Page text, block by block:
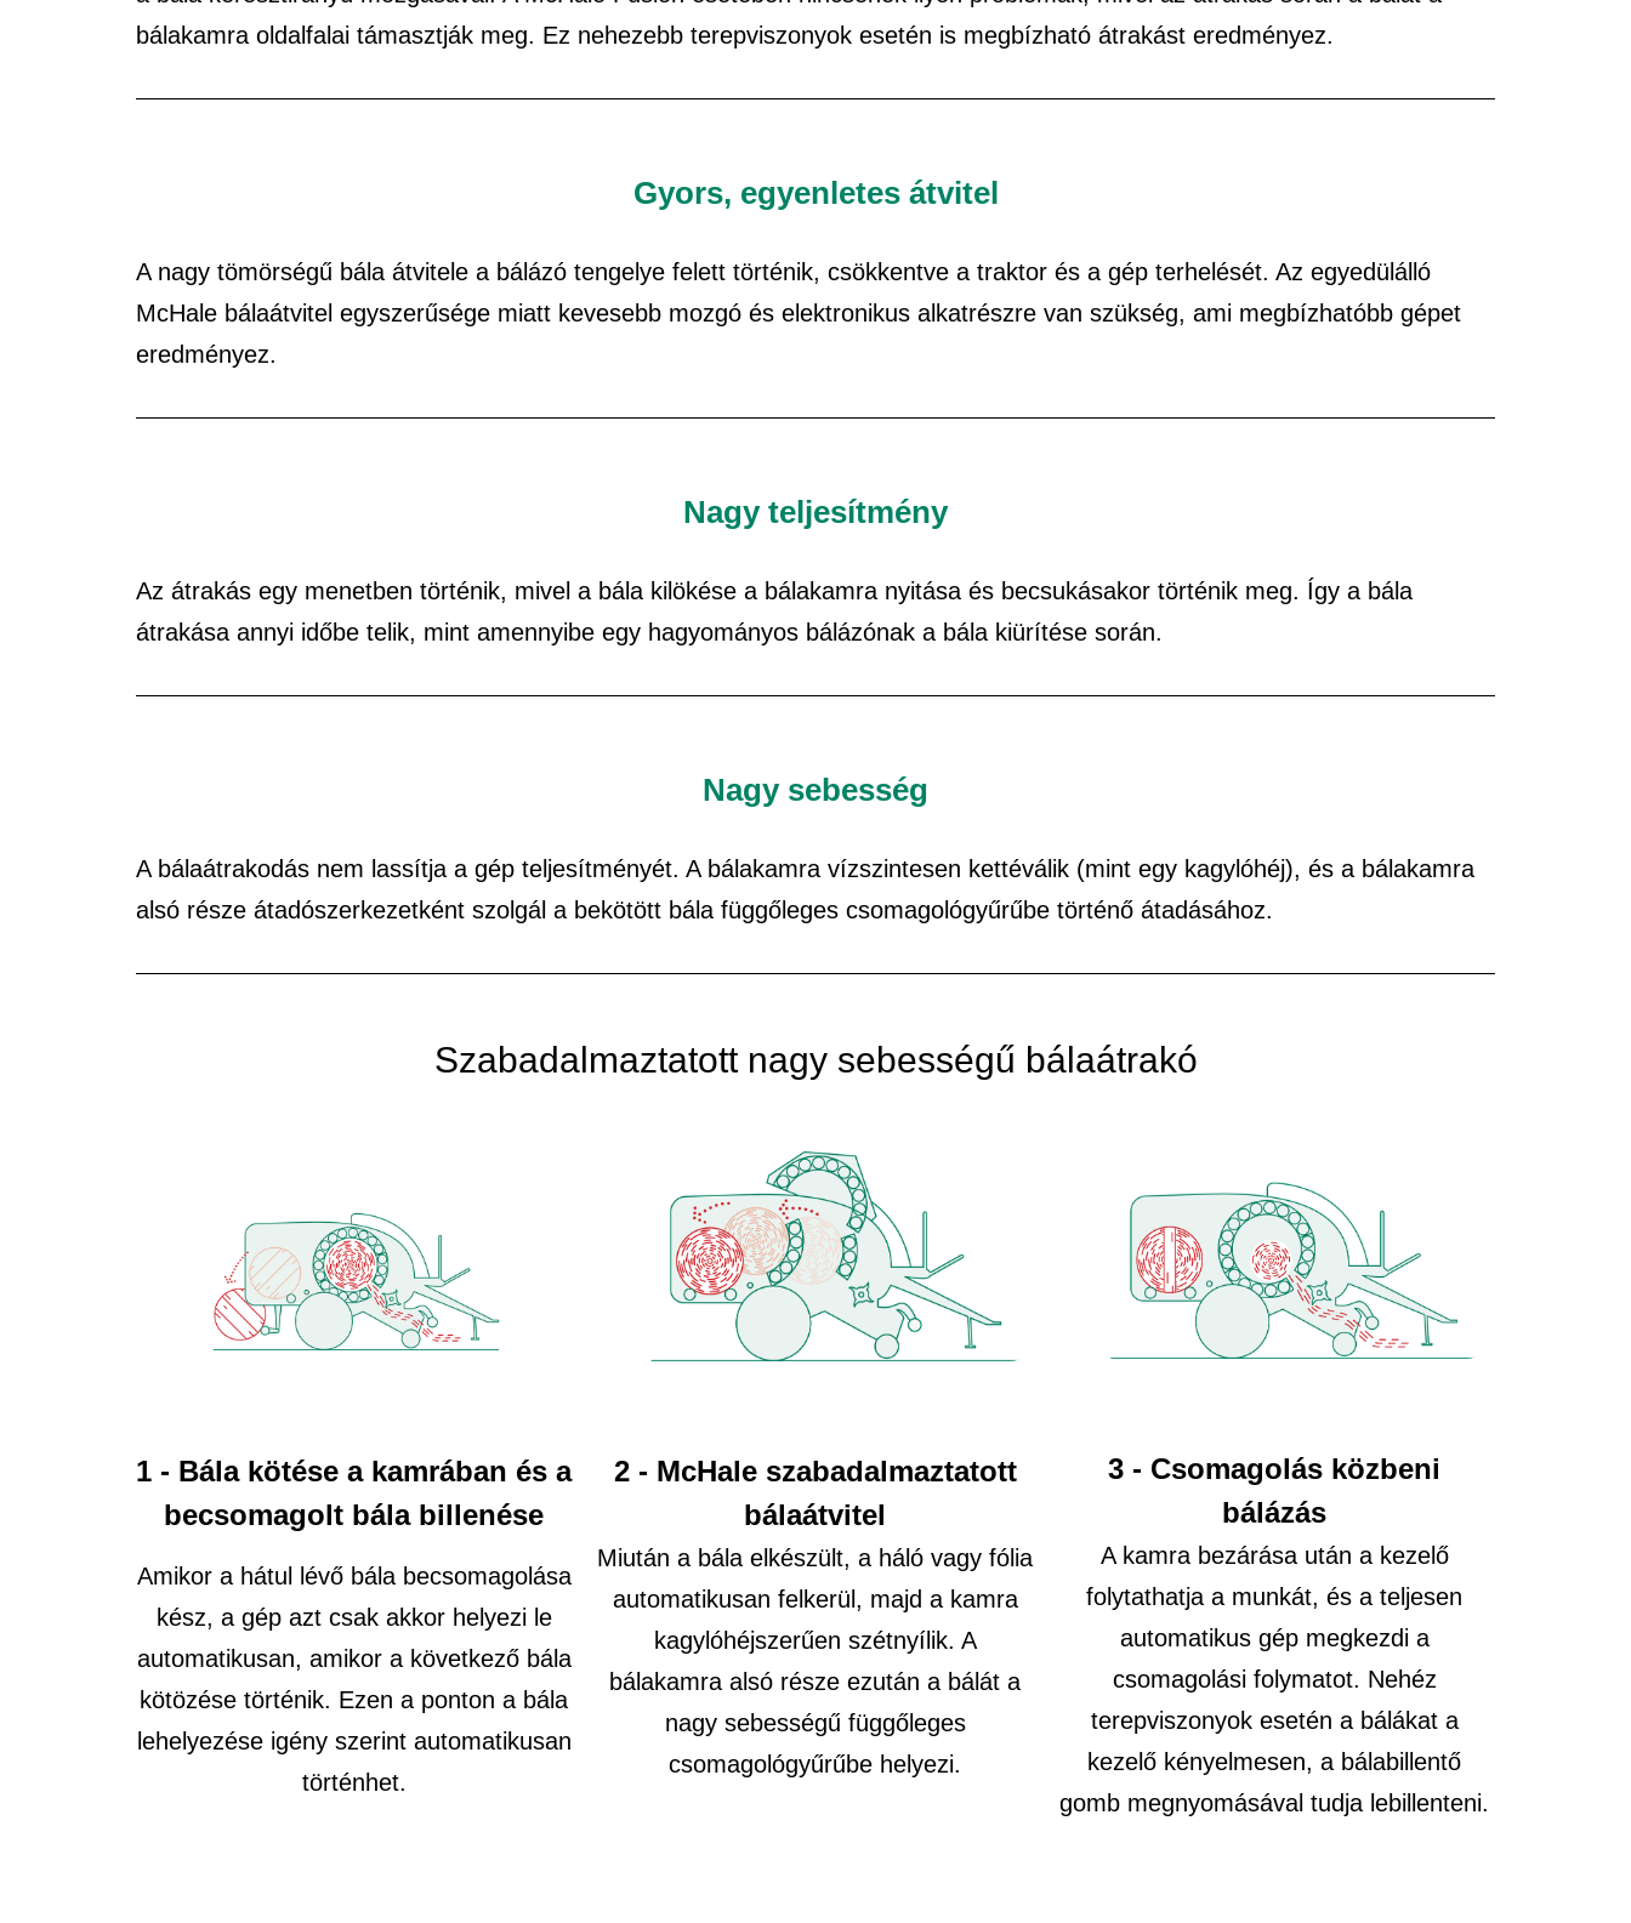
bálakamra oldalfalai támasztják meg. Ez nehezebb terepviszonyok esetén is megbízható átrakást eredményez.
Gyors, egyenletes átvitel
A nagy tömörségű bála átvitele a bálázó tengelye felett történik, csökkentve a traktor és a gép terhelését. Az egyedülálló
McHale bálaátvitel egyszerűsége miatt kevesebb mozgó és elektronikus alkatrészre van szükség, ami megbízhatóbb gépet
eredményez.
Nagy teljesítmény
Az átrakás egy menetben történik, mivel a bála kilökése a bálakamra nyitása és becsukásakor történik meg. Így a bála
átrakása annyi időbe telik, mint amennyibe egy hagyományos bálázónak a bála kiürítése során.
Nagy sebesség
A bálaátrakodás nem lassítja a gép teljesítményét. A bálakamra vízszintesen kettéválik (mint egy kagylóhéj), és a bálakamra
alsó része átadószerkezetként szolgál a bekötött bála függőleges csomagológyűrűbe történő átadásához.
Szabadalmaztatott nagy sebességű bálaátrakó
1 - Bála kötése a kamrában és a
becsomagolt bála billenése
Amikor a hátul lévő bála becsomagolása
kész, a gép azt csak akkor helyezi le
automatikusan, amikor a következő bála
kötözése történik. Ezen a ponton a bála
lehelyezése igény szerint automatikusan
történhet.
2 - McHale szabadalmaztatott
bálaátvitel
Miután a bála elkészült, a háló vagy fólia
automatikusan felkerül, majd a kamra
kagylóhéjszerűen szétnyílik. A
bálakamra alsó része ezután a bálát a
nagy sebességű függőleges
csomagológyűrűbe helyezi.
3 - Csomagolás közbeni
bálázás
A kamra bezárása után a kezelő
folytathatja a munkát, és a teljesen
automatikus gép megkezdi a
csomagolási folymatot. Nehéz
terepviszonyok esetén a bálákat a
kezelő kényelmesen, a bálabillentő
gomb megnyomásával tudja lebillenteni.